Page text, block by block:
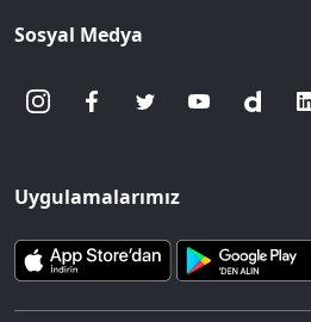
Sosyal Medya
Uygulamalarımız